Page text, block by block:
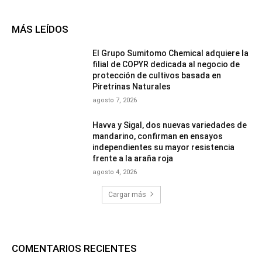
MÁS LEÍDOS
El Grupo Sumitomo Chemical adquiere la
filial de COPYR dedicada al negocio de
protección de cultivos basada en
Piretrinas Naturales
agosto 7, 2026
Havva y Sigal, dos nuevas variedades de
mandarino, confirman en ensayos
independientes su mayor resistencia
frente a la araña roja
agosto 4, 2026
Cargar más
COMENTARIOS RECIENTES